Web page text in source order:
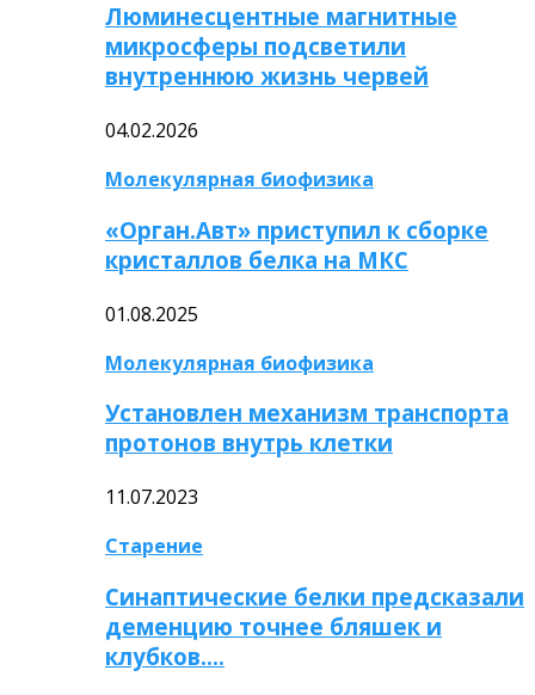
Люминесцентные магнитные
микросферы подсветили
внутреннюю жизнь червей
04.02.2026
Молекулярная биофизика
«Орган.Авт» приступил к сборке
кристаллов белка на МКС
01.08.2025
Молекулярная биофизика
Установлен механизм транспорта
протонов внутрь клетки
11.07.2023
Старение
Синаптические белки предсказали
деменцию точнее бляшек и
клубков….